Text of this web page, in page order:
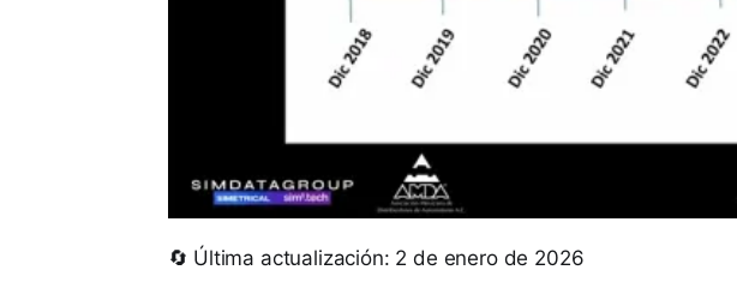
🔄 Última actualización: 2 de enero de 2026